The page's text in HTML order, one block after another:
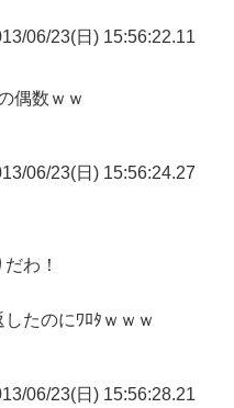
06/23(日) 15:56:22.11
偶数ｗｗ
06/23(日) 15:56:24.27
わ！
たのにﾜﾛﾀｗｗｗ
06/23(日) 15:56:28.21